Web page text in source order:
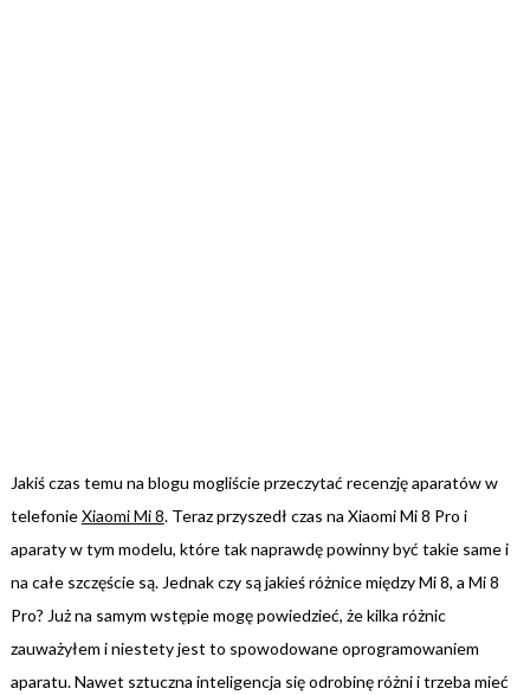
Jakiś czas temu na blogu mogliście przeczytać recenzję aparatów w
telefonieXiaomi Mi 8. Teraz przyszedł czas na Xiaomi Mi 8 Pro i
aparaty w tym modelu, które tak naprawdę powinny być takie same i
na całe szczęście są. Jednak czy są jakieś różnice między Mi 8, a Mi 8
Pro? Już na samym wstępie mogę powiedzieć, że kilka różnic
zauważyłem i niestety jest to spowodowane oprogramowaniem
aparatu. Nawet sztuczna inteligencja się odrobinę różni i trzeba mieć